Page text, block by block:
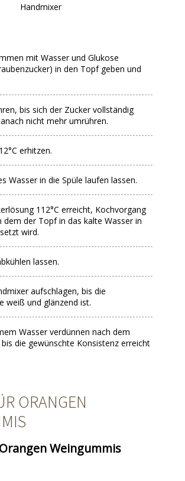
Handmixer
mit Wasser und Glukose
in den Topf geben und
bis sich der Zucker vollständig
nicht mehr umrühren.
erhitzen.
Wasser in die Spüle laufen lassen.
112°C erreicht, Kochvorgang
dem der Topf in das kalte Wasser in
wird.
lassen.
aufschlagen, bis die
weiß und glänzend ist.
Wasser verdünnen nach dem
die gewünschte Konsistenz erreicht
ORANGEN
Weingummis